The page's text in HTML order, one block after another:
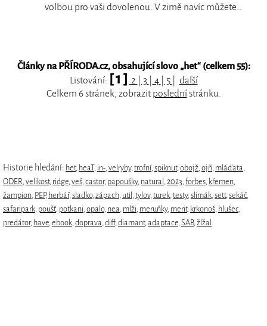
volbou pro vaši dovolenou. V zimě navíc můžete…
Články na PŘÍRODA.cz, obsahující slovo „het“ (celkem 55):
Listování: [ 1 ] 2 3 4 5
další
Celkem 6 stránek, zobrazitposlednístránku.
Historie hledání: het, heaT, in-,velryby,trofní,spiknut,obojž,ojñ, mláďata,
ODER,velikost, ridge,veš,castor, papoušky, natural ,2023,forbes, křemen,
žampion, PEP, herbář,sladko,zápach, util ,tylov,turek,testy,slimák,sett,sekáč,
safaripark, poušť, potkani,opalo, nea, mlži, meruňky, merit, krkonoš, hlušec,
predátor, have,ebook,doprava,diff,diamant,adaptace,SAB,žížal